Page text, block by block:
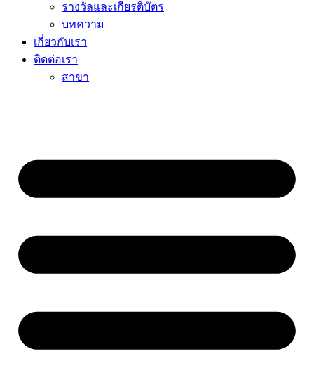
รางวัลและเกียรติบัตร
บทความ
เกี่ยวกับเรา
ติดต่อเรา
สาขา